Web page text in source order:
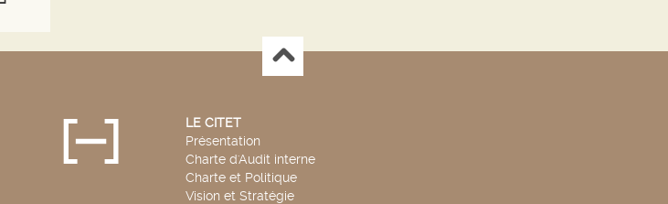
LE CITET
Présentation
Charte d'Audit interne
Charte et Politique
Vision et Stratégie